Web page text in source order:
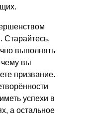
Старайтесь,
выполнять
чему вы
призвание.
успехи в
а остальное